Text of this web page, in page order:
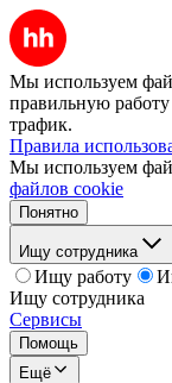
Мы используем
правильную работу
трафик.
Правила
Мы используем
файлов cookie
Понятно
Ищу сотрудника
Ищу работу
Ищу сотрудника
Сервисы
Помощь
Ещё